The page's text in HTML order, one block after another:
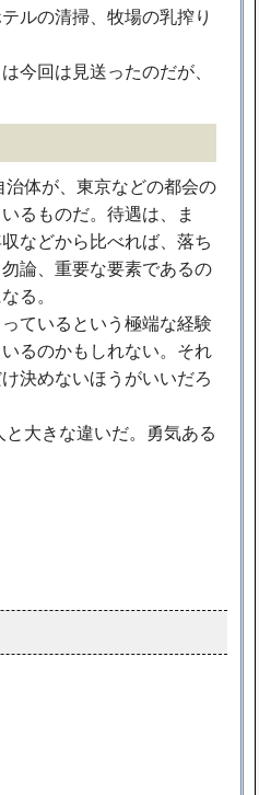
ルの清掃、牧場の乳搾り
今回は見送ったのだが、
体が、東京などの都会の
るものだ。待遇は、ま
などから比べれば、落ち
論、重要な要素であるの
る。
ているという極端な経験
るのかもしれない。それ
決めないほうがいいだろ
大きな違いだ。勇気ある